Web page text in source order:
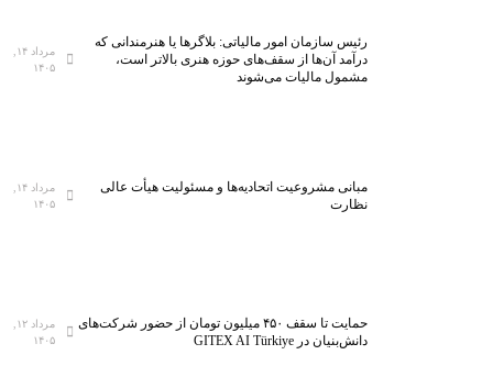
رئیس سازمان امور مالیاتی: بلاگر‌ها یا هنرمندانی که
درآمد آن‌ها از سقف‌های حوزه هنری بالاتر است،
مشمول مالیات می‌شوند
۱۴۰۵
مبانی مشروعیت اتحادیه‌ها و مسئولیت هیأت عالی
نظارت
۱۴۰۵
حمایت تا سقف ۴۵۰ میلیون تومان از حضور شرکت‌های
دانش‌بنیان در GITEX AI Türkiye
۱۴۰۵